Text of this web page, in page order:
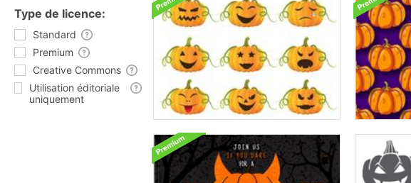
Type de licence:
Standard
Premium
Creative Commons
Utilisation éditoriale
uniquement